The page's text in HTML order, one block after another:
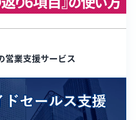
営業支援サービス